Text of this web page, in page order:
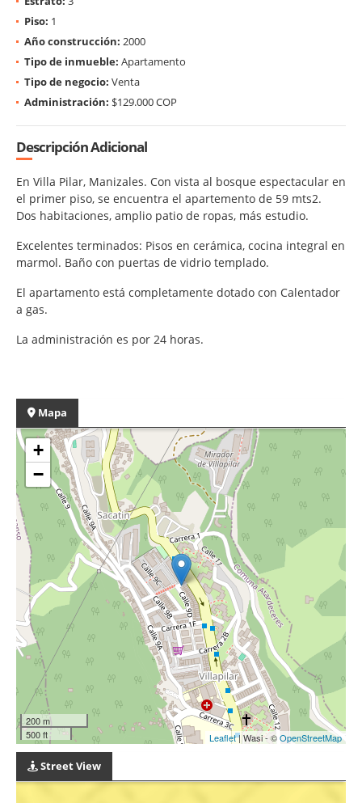
Piso: 1
Año construcción: 2000
Tipo de inmueble: Apartamento
Tipo de negocio: Venta
Administración: $129.000 COP
Descripción Adicional
En Villa Pilar, Manizales. Con vista al bosque espectacular en
el primer piso, se encuentra el apartemento de 59 mts2.
Dos habitaciones, amplio patio de ropas, más estudio.
Excelentes terminados: Pisos en cerámica, cocina integral en
marmol. Baño con puertas de vidrio templado.
El apartamento está completamente dotado con Calentador
a gas.
La administración es por 24 horas.
Mapa
+
−
200 m
500 ft
Leaflet| Wasi - ©OpenStreetMap
Street View